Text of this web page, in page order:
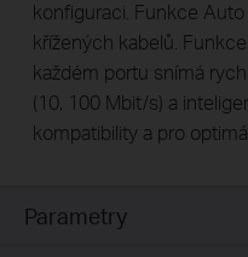
konfiguraci. Funkce
křížených kabelů.
každém portu snímá
(10, 100 Mbit/s) a
kompatibility a pro
Parametry